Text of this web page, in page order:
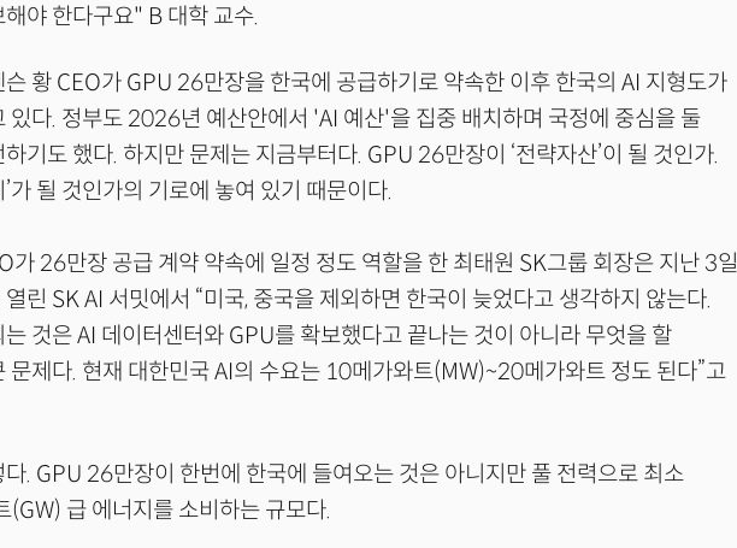
야 한다구요" B 대학 교수.
슨 황 CEO가 GPU 26만장을 한국에 공급하기로 약속한 이후 한국의 AI 지형도가
있다. 정부도 2026년 예산안에서 'AI 예산'을 집중 배치하며 국정에 중심을 둘
기도 했다. 하지만 문제는 지금부터다. GPU 26만장이 ‘전략자산’이 될 것인가.
’가 될 것인가의 기로에 놓여 있기 때문이다.
가 26만장 공급 계약 약속에 일정 정도 역할을 한 최태원 SK그룹 회장은 지난 3일
린 SK AI 서밋에서 “미국, 중국을 제외하면 한국이 늦었다고 생각하지 않는다.
것은 AI 데이터센터와 GPU를 확보했다고 끝나는 것이 아니라 무엇을 할
문제다. 현재 대한민국 AI의 수요는 10메가와트(MW)~20메가와트 정도 된다”고
다. GPU 26만장이 한번에 한국에 들여오는 것은 아니지만 풀 전력으로 최소
(GW) 급 에너지를 소비하는 규모다.